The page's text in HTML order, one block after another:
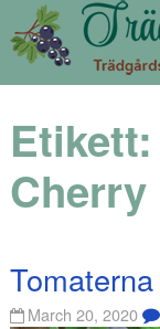
Etikett:
Cherry
March 20, 2020